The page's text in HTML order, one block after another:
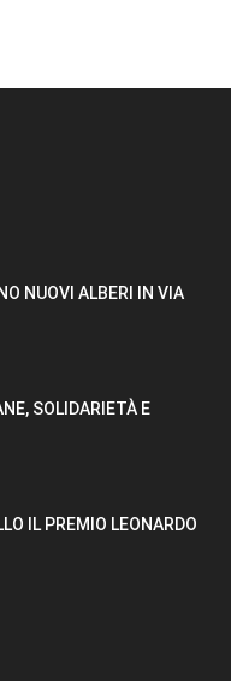
NUOVI ALBERI IN VIA
SOLIDARIETÀ E
IL PREMIO LEONARDO